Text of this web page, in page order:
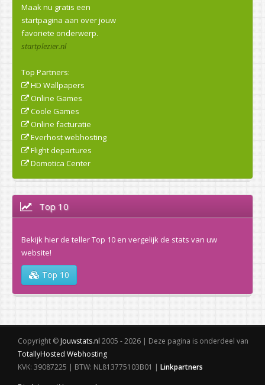
Maak nu gratis een
startpagina aan over jouw
favoriete onderwerp.
startplezier.nl
Top Partners:
HD Wallpapers
Online Games
Coole Games
Online facturatie
Everhost webhosting
Flight departures
Domotica Center
Top 10
Bekijk hier de teller Top 10 en vergelijk de stats van uw
website!
Top 10
Copyright © Jouwstats.nl 2005 - 2026 | Deze pagina is onderdeel van
TotallyHosted Webhosting
KVK: 39087225 | BTW: NL813775103B01 | Linkpartners